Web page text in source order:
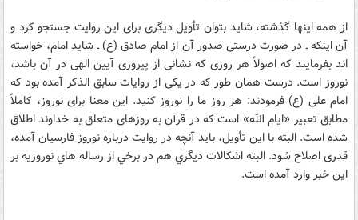
از همه اينها گذشته، شايد بتوان تأويل ديگرى براى اين روايت جستجو کرد و
آن اينکه ـ در صورت درستى صدور آن از امام صادق (ع) ـ شايد امام، خواسته
‏اند بفرمايند که اصولاً هر روزى که نشانى از پيروزى آيين الهى در آن باشد،
نوروز است. درست همان طور که در يکى از روايات سابق الذکر آمده بود که
امام على (ع) فرمودند: هر روز ما را نوروز کنيد. اين معنا براى نوروز، کاملاً
مطابق تعبير «ايام الله» است که در قرآن به روزهاى متعلق به خداوند اطلاق
شده است. البته با اين تأويل، بايد آنچه در روايت درباره نوروز فارسيان آمده،
قدرى اصلاح شود. البته اشکالات ديگري هم در برخي از رساله هاي نوروزيه بر
اين خبر وارد آمده است.